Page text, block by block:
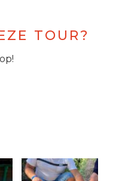
TOUR?